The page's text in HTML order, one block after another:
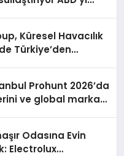
Küresel Havacılık
Türkiye’den
Prohunt 2026’da
ve global marka
Odasına Evin
Electrolux